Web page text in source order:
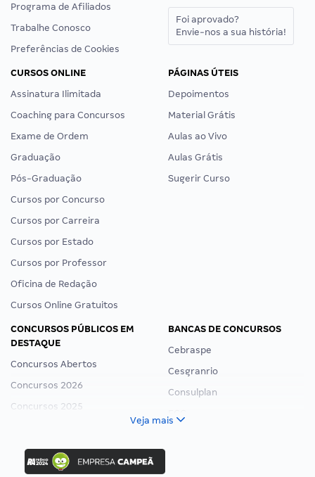
Programa de Afiliados
Trabalhe Conosco
Preferências de Cookies
Foi aprovado?
Envie-nos a sua história!
CURSOS ONLINE
Assinatura Ilimitada
Coaching para Concursos
Exame de Ordem
Graduação
Pós-Graduação
Cursos por Concurso
Cursos por Carreira
Cursos por Estado
Cursos por Professor
Oficina de Redação
Cursos Online Gratuitos
PÁGINAS ÚTEIS
Depoimentos
Material Grátis
Aulas ao Vivo
Aulas Grátis
Sugerir Curso
CONCURSOS PÚBLICOS EM
DESTAQUE
Concursos Abertos
Concursos 2026
Concursos 2025
Concurso Nacional Unificado
Concurso Ibama
Concurso MPU
BANCAS DE CONCURSOS
Cebraspe
Cesgranrio
Consulplan
Veja mais